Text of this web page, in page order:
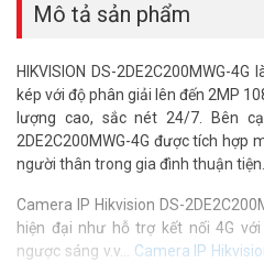
Mô tả sản phẩm
HIKVISION DS-2DE2C200MWG-4G
kép với độ phân giải lên đến 2MP
lượng cao, sắc nét 24/7. Bên
2DE2C200MWG-4G được tích hợp
người thân trong gia đình thuận tiện.
Camera IP Hikvision DS-
hiện đại như hỗ trợ kết nối 4G
ngược sáng v.v… Camera IP